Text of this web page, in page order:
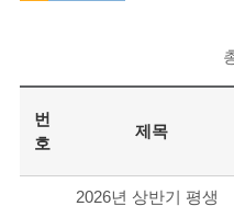
번
호
제목
2026년 상반기 평생